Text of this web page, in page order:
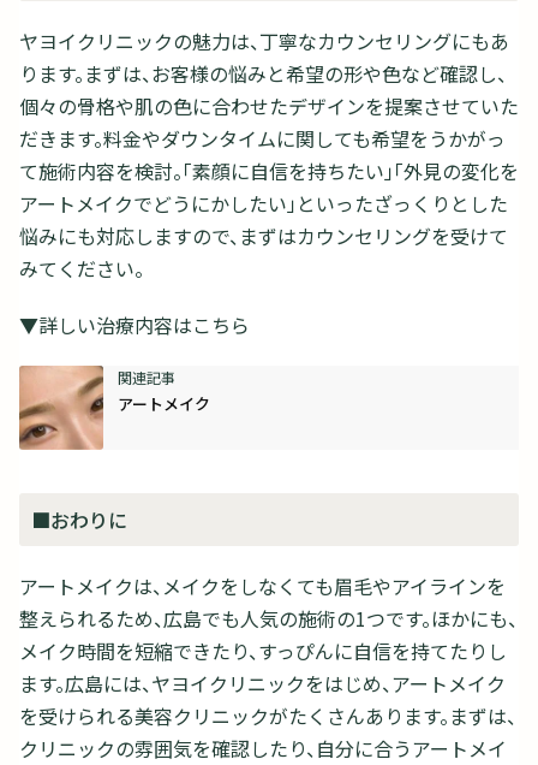
ヤヨイクリニックの魅力は、丁寧なカウンセリングにもあ
ります。まずは、お客様の悩みと希望の形や色など確認し、
個々の骨格や肌の色に合わせたデザインを提案させていた
だきます。料金やダウンタイムに関しても希望をうかがっ
て施術内容を検討。「素顔に自信を持ちたい」「外見の変化を
アートメイクでどうにかしたい」といったざっくりとした
悩みにも対応しますので、まずはカウンセリングを受けて
みてください。
▼詳しい治療内容はこちら
アートメイク
■おわりに
アートメイクは、メイクをしなくても眉毛やアイラインを
整えられるため、広島でも人気の施術の1つです。ほかにも、
メイク時間を短縮できたり、すっぴんに自信を持てたりし
ます。広島には、ヤヨイクリニックをはじめ、アートメイク
を受けられる美容クリニックがたくさんあります。まずは、
クリニックの雰囲気を確認したり、自分に合うアートメイ